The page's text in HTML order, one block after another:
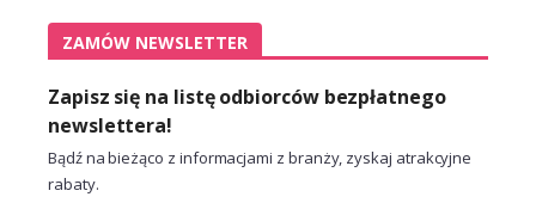
ZAMÓW NEWSLETTER
Zapisz się na listę odbiorców bezpłatnego
newslettera!
Bądź na bieżąco z informacjami z branży, zyskaj atrakcyjne
rabaty.